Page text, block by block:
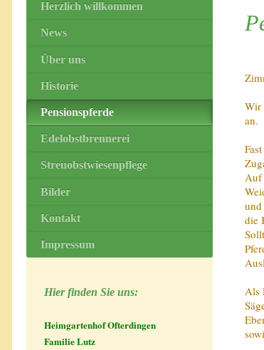
Wir
an.
Auf
die
Als
Herzlich willkommen
News
Über uns
Historie
Pensionspferde
Edelobstbrennerei
Streuobstwiesenpflege
Bilder
Kontakt
Impressum
Hier finden Sie uns:
Heimgartenhof Ofterdingen
Familie Lutz